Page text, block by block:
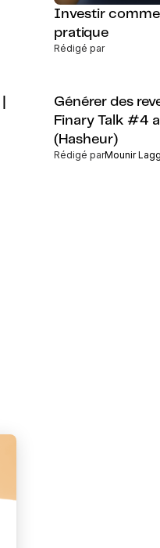
Investir comme
pratique
Rédigé par
Générer des
Finary Talk #4
(Hasheur)
Rédigé parMounir